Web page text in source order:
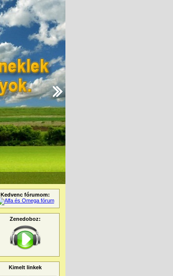
Kedvenc fórumom:
Zenedoboz:
Kimelt linkek